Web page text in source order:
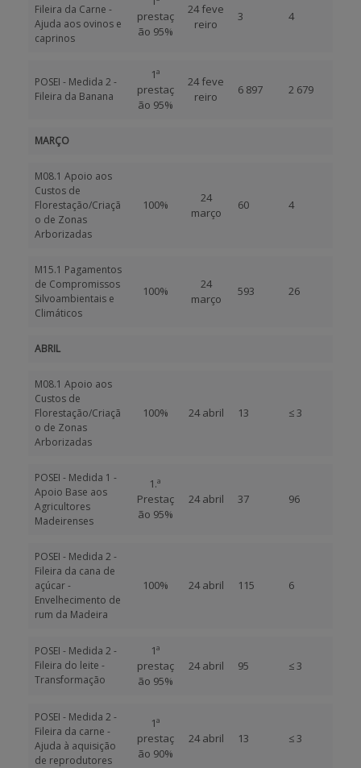
Fileira da Carne -
Ajuda aos ovinos e
caprinos
prestaç
ão 95%
24 feve
reiro
3 4
POSEI - Medida 2 -
Fileira da Banana
1ª
prestaç
ão 95%
24 feve
reiro
6 897 2 679
MARÇO
M08.1 Apoio aos
Custos de
Florestação/Criaçã
o de Zonas
Arborizadas
100%
24
março
60 4
M15.1 Pagamentos
de Compromissos
Silvoambientais e
Climáticos
100%
24
março
593 26
ABRIL
M08.1 Apoio aos
Custos de
Florestação/Criaçã
o de Zonas
Arborizadas
100% 24 abril 13 ≤ 3
POSEI - Medida 1 -
Apoio Base aos
Agricultores
Madeirenses
1.ª
Prestaç
ão 95%
24 abril 37 96
POSEI - Medida 2 -
Fileira da cana de
açúcar -
Envelhecimento de
rum da Madeira
100% 24 abril 115 6
POSEI - Medida 2 -
Fileira do leite -
Transformação
1ª
prestaç
ão 95%
24 abril 95 ≤ 3
POSEI - Medida 2 -
Fileira da carne -
Ajuda à aquisição
de reprodutores
1ª
prestaç
ão 90%
24 abril 13 ≤ 3